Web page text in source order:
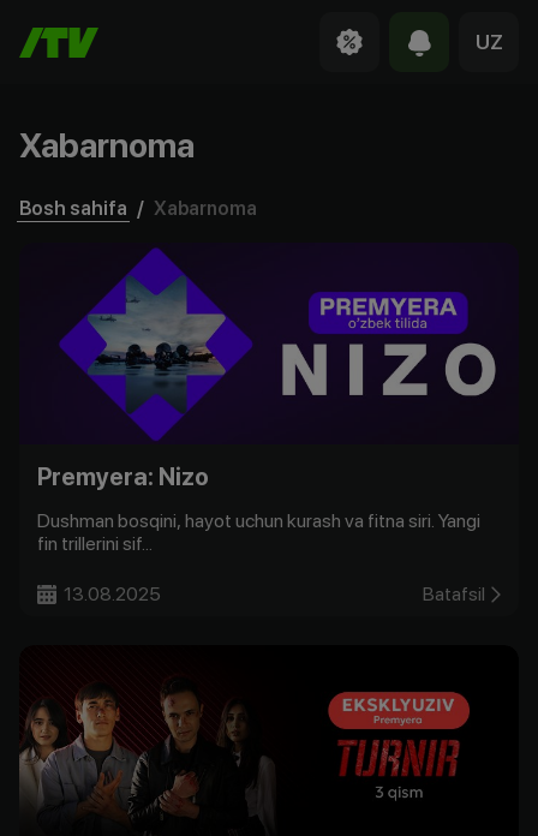
UZ
Xabarnoma
Bosh sahifa / Xabarnoma
Premyera: Nizo
Dushman bosqini, hayot uchun kurash va fitna siri. Yangi
fin trillerini sif...
13.08.2025 Batafsil